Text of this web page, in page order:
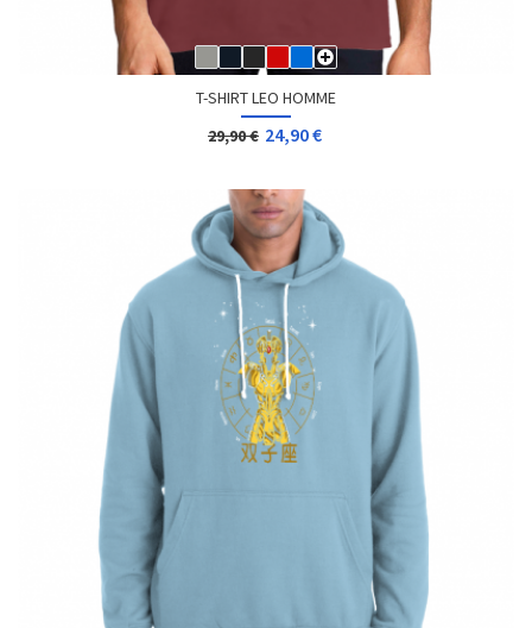
T-SHIRT LEO HOMME
29,90 € 24,90 €